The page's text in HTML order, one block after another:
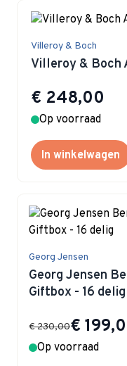
Villeroy & Boch
Villeroy & Boch
€ 248,00
Op voorraad
In winkelwagen
Georg Jensen
Georg Jensen
Giftbox - 16 delig
Special Price
€
€ 230,00
Op voorraad